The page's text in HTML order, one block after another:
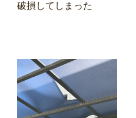
破損してしまった